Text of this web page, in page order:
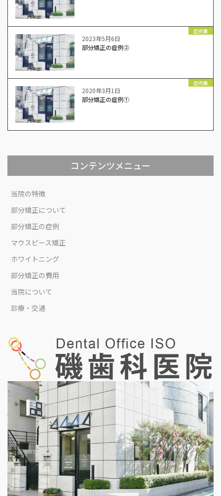
2023年5月6日
症例集
部分矯正の症例②
2020年3月1日
症例集
部分矯正の症例①
コンテンツメニュー
当院の特徴
部分矯正について
部分矯正の症例
マウスピース矯正
ホワイトニング
部分矯正の費用
当院について
診療・交通